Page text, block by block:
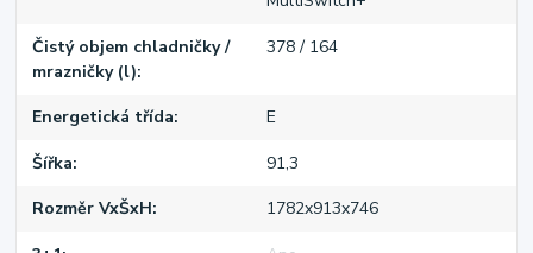
Čistý objem chladničky /
mrazničky (l)
378 / 164
Energetická třída E
Šířka 91,3
Rozměr VxŠxH 1782x913x746